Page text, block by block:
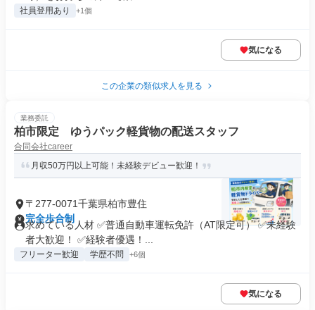
社員登用あり +1個
気になる
この企業の類似求人を見る
業務委託
柏市限定 ゆうパック軽貨物の配送スタッフ
合同会社career
月収50万円以上可能！未経験デビュー歓迎！
〒277-0071千葉県柏市豊住
完全歩合制
求めている人材 ✅普通自動車運転免許（AT限定可） ✅未経験
者大歓迎！ ✅経験者優遇！...
フリーター歓迎 学歴不問 +6個
気になる